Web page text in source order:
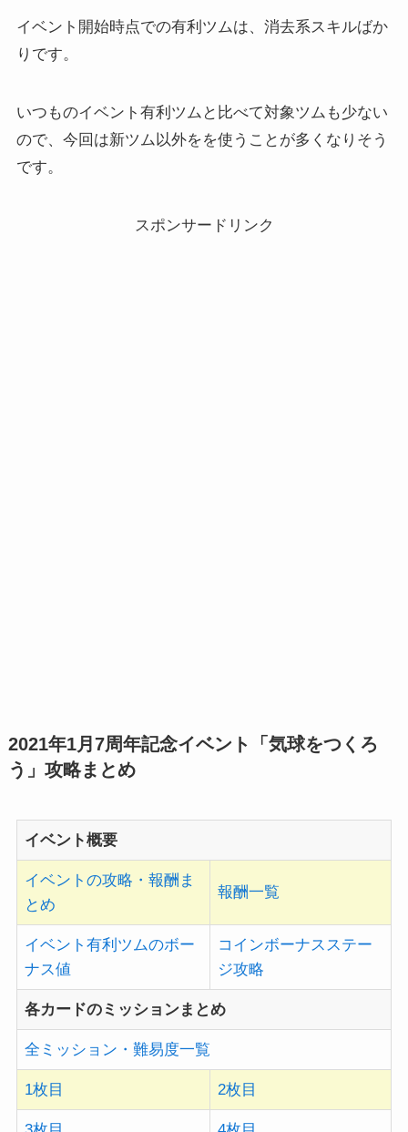
イベント開始時点での有利ツムは、消去系スキルばか
りです。
いつものイベント有利ツムと比べて対象ツムも少ない
ので、今回は新ツム以外をを使うことが多くなりそう
です。
スポンサードリンク
2021年1月7周年記念イベント「気球をつくろ
う」攻略まとめ
イベント概要
イベントの攻略・報酬ま
とめ
報酬一覧
イベント有利ツムのボー
ナス値
コインボーナスステー
ジ攻略
各カードのミッションまとめ
全ミッション・難易度一覧
1枚目 2枚目